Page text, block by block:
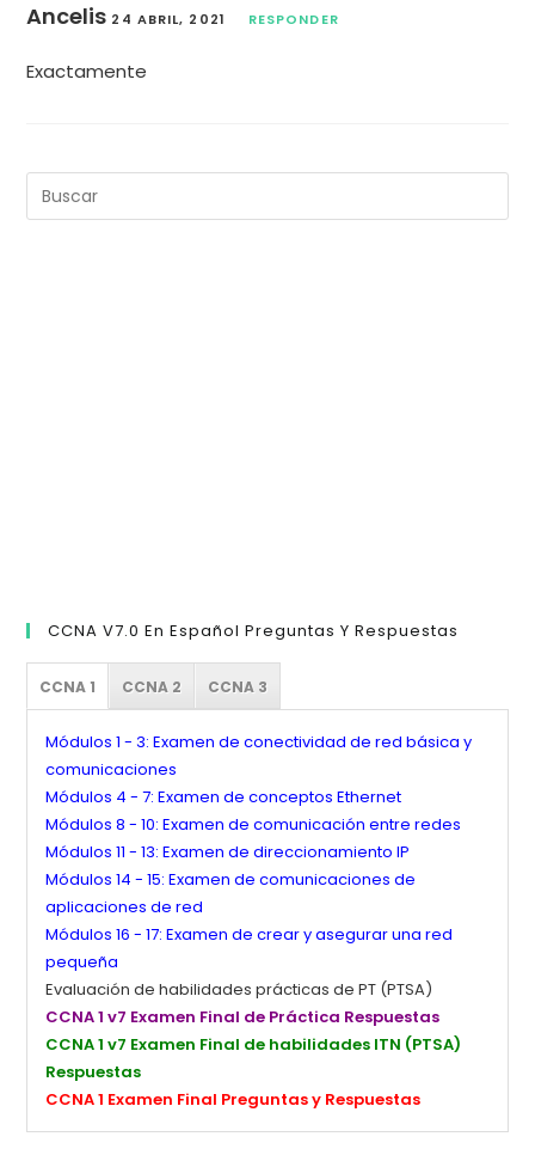
Ancelis 24 ABRIL, 2021 RESPONDER
Exactamente
CCNA V7.0 En Español Preguntas Y Respuestas
CCNA 1 CCNA 2 CCNA 3
Módulos 1 - 3: Examen de conectividad de red básica y
comunicaciones
Módulos 4 - 7: Examen de conceptos Ethernet
Módulos 8 - 10: Examen de comunicación entre redes
Módulos 11 - 13: Examen de direccionamiento IP
Módulos 14 - 15: Examen de comunicaciones de
aplicaciones de red
Módulos 16 - 17: Examen de crear y asegurar una red
pequeña
Evaluación de habilidades prácticas de PT (PTSA)
CCNA 1 v7 Examen Final de Práctica Respuestas
CCNA 1 v7 Examen Final de habilidades ITN (PTSA)
Respuestas
CCNA 1 Examen Final Preguntas y Respuestas